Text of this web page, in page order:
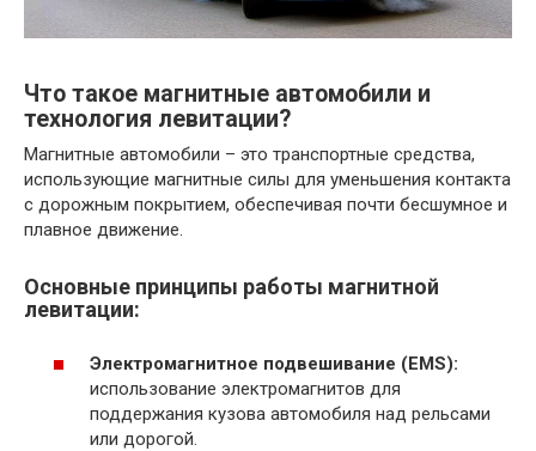
Что такое магнитные автомобили и
технология левитации?
Магнитные автомобили – это транспортные средства,
использующие магнитные силы для уменьшения контакта
с дорожным покрытием, обеспечивая почти бесшумное и
плавное движение.
Основные принципы работы магнитной
левитации:
Электромагнитное подвешивание (EMS):
использование электромагнитов для
поддержания кузова автомобиля над рельсами
или дорогой.